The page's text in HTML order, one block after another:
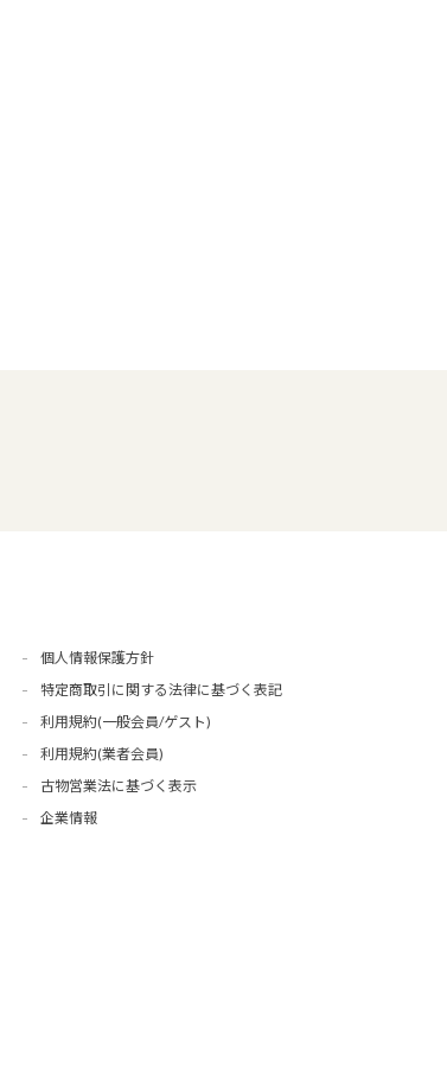
個人情報保護方針
特定商取引に関する法律に基づく表記
利用規約(一般会員/ゲスト)
利用規約(業者会員)
古物営業法に基づく表示
企業情報